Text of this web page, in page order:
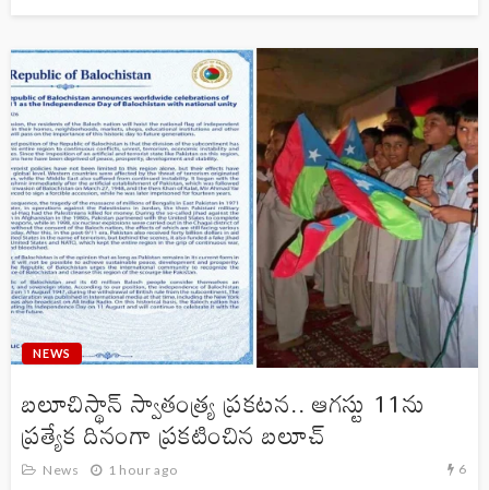
NEWS
బలూచిస్థాన్ స్వాతంత్ర్య ప్రకటన.. ఆగస్టు 11ను
ప్రత్యేక దినంగా ప్రకటించిన బలూచ్
News 1 hour ago 6